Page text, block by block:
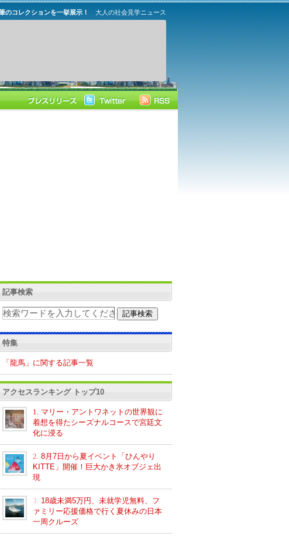
大人の社会見学ニュース
のコレクションを一挙展示！
記事検索
特集
「龍馬」に関する記事一覧
アクセスランキング トップ10
1.
マリー・アントワネットの世界観に
着想を得たシーズナルコースで宮廷文
化に浸る
2. 8月7日から夏イベント「ひんやり
KITTE」開催！巨大かき氷オブジェ出
現
3. 18歳未満5万円、未就学児無料、フ
ァミリー応援価格で行く夏休みの日本
一周クルーズ